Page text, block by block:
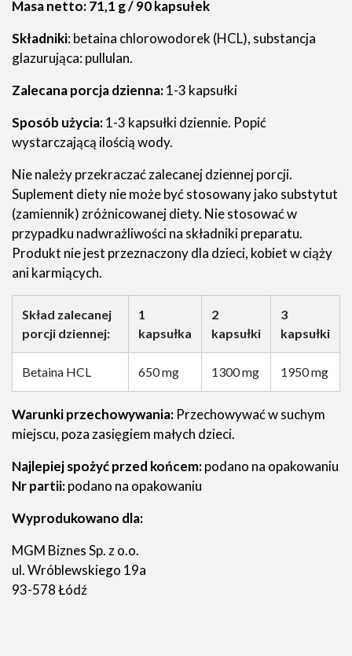
Masa netto: 71,1 g / 90 kapsułek
Składniki: betaina chlorowodorek (HCL), substancja
glazurująca: pullulan.
Zalecana porcja dzienna:1-3 kapsułki
Sposób użycia:1-3 kapsułki dziennie. Popić
wystarczającą ilością wody.
Nie należy przekraczać zalecanej dziennej porcji.
Suplement diety nie może być stosowany jako substytut
(zamiennik) zróżnicowanej diety. Nie stosować w
przypadku nadwrażliwości na składniki preparatu.
Produkt nie jest przeznaczony dla dzieci, kobiet w ciąży
ani karmiących.
Skład zalecanej
porcji dziennej:
1
kapsułka
2
kapsułki
3
kapsułki
Betaina HCL 650 mg 1300 mg 1950 mg
Warunki przechowywania: Przechowywać w suchym
miejscu, poza zasięgiem małych dzieci.
Najlepiej spożyć przed końcem:podano na opakowaniu
Nr partii:podano na opakowaniu
Wyprodukowano dla:
MGM Biznes Sp. z o.o.
ul. Wróblewskiego 19a
93-578 Łódź